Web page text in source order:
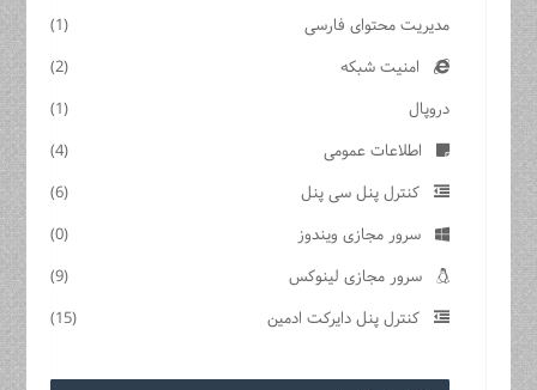
مدیریت محتوای فارسی
(1)
امنیت شبکه
(2)
دروپال
(1)
اطلاعات عمومی
(4)
کنترل پنل سی پنل
(6)
سرور مجازی ویندوز
(0)
سرور مجازی لینوکس
(9)
کنترل پنل دایرکت ادمین
(15)